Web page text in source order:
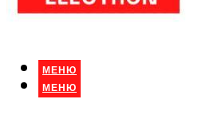
ДЛЯ КРАСОТЫ
МЕНЮ
МЕНЮ